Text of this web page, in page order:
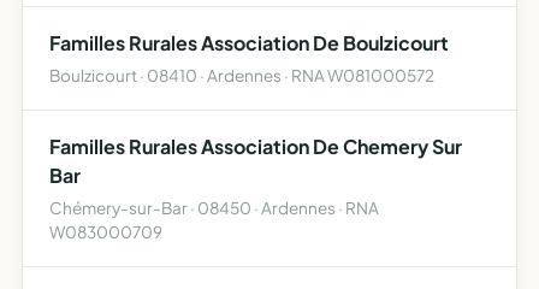
Familles Rurales Association De Boulzicourt
Boulzicourt · 08410 · Ardennes · RNA W081000572
Familles Rurales Association De Chemery Sur
Bar
Chémery-sur-Bar · 08450 · Ardennes · RNA
W083000709